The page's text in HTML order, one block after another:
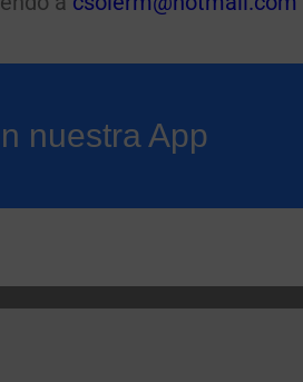
nuestra App